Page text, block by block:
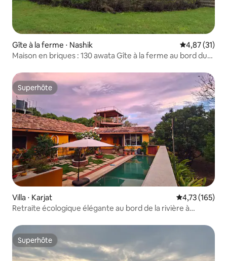
Gîte à la ferme ⋅ Nashik Évaluation
4,87 (31)
Maison en briques : 130 awata Gîte à la ferme au bord du
Superhôte
Superhôte
Villa ⋅ Karjat Évaluation
4,73 (165)
Retraite écologique élégante au bord de la rivière à
Superhôte
Superhôte